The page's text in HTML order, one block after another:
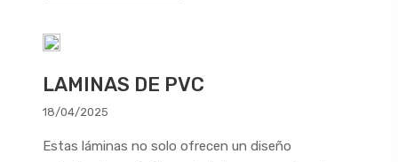
LAMINAS DE PVC
18/04/2025
Estas láminas no solo ofrecen un diseño